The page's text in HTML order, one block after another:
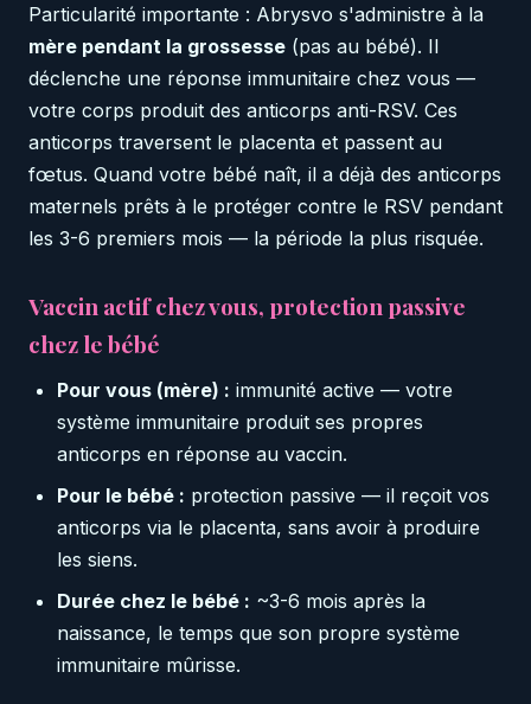
Particularité importante : Abrysvo s'administre à la
mère pendant la grossesse (pas au bébé). Il
déclenche une réponse immunitaire chez vous —
votre corps produit des anticorps anti-RSV. Ces
anticorps traversent le placenta et passent au
fœtus. Quand votre bébé naît, il a déjà des anticorps
maternels prêts à le protéger contre le RSV pendant
les 3-6 premiers mois — la période la plus risquée.
Vaccin actif chez vous, protection passive
chez le bébé
Pour vous (mère) : immunité active — votre
système immunitaire produit ses propres
anticorps en réponse au vaccin.
Pour le bébé : protection passive — il reçoit vos
anticorps via le placenta, sans avoir à produire
les siens.
Durée chez le bébé : ~3-6 mois après la
naissance, le temps que son propre système
immunitaire mûrisse.